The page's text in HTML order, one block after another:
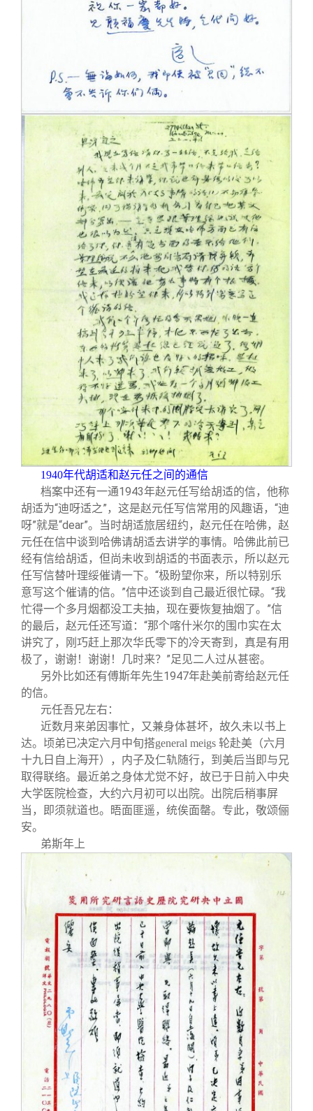
1940年代胡适和赵元任之间的通信
档案中还有一通1943年赵元任写给胡适的信，他称
胡适为“迪呀适之”，这是赵元任写信常用的风趣语，“迪
呀”就是“dear”。当时胡适旅居纽约，赵元任在哈佛，赵
元任在信中谈到哈佛请胡适去讲学的事情。哈佛此前已
经有信给胡适，但尚未收到胡适的书面表示，所以赵元
任写信替叶理绥催请一下。“极盼望你来，所以特别乐
意写这个催请的信。”信中还谈到自己最近很忙碌。“我
忙得一个多月烟都没工夫抽，现在要恢复抽烟了。”信
的最后，赵元任还写道：“那个喀什米尔的围巾实在太
讲究了，刚巧赶上那次华氏零下的冷天寄到，真是有用
极了，谢谢！谢谢！几时来？”足见二人过从甚密。
另外比如还有傅斯年先生1947年赴美前寄给赵元任
的信。
元任吾兄左右：
近数月来弟因事忙，又兼身体甚坏，故久未以书上
达。顷弟已决定六月中旬搭general meigs 轮赴美（六月
十九日自上海开），内子及仁轨随行，到美后当即与兄
取得联络。最近弟之身体尤觉不好，故已于日前入中央
大学医院检查，大约六月初可以出院。出院后稍事屏
当，即须就道也。晤面匪遥，统俟面罄。专此，敬颂俪
安。
弟斯年上